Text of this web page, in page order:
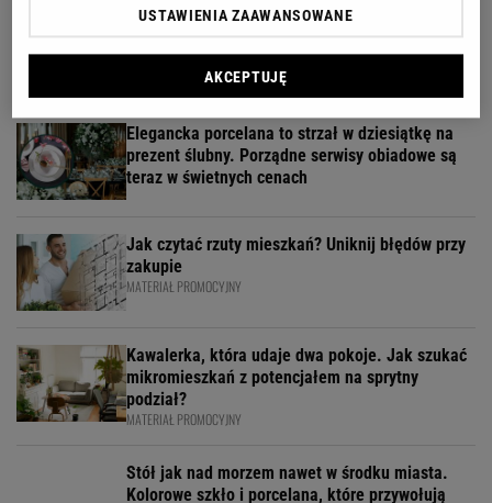
Cichy wentylator do sypialni - jak wybrać
urządzenie, które nie zakłóci snu?
Elegancka porcelana to strzał w dziesiątkę na
prezent ślubny. Porządne serwisy obiadowe są
teraz w świetnych cenach
Jak czytać rzuty mieszkań? Uniknij błędów przy
zakupie
MATERIAŁ PROMOCYJNY
Kawalerka, która udaje dwa pokoje. Jak szukać
mikromieszkań z potencjałem na sprytny
podział?
MATERIAŁ PROMOCYJNY
Stół jak nad morzem nawet w środku miasta.
Kolorowe szkło i porcelana, które przywołują
USTAWIENIA ZAAWANSOWANE
AKCEPTUJĘ